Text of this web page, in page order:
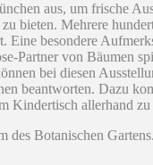
aus, um frische
bieten. Mehrere
Eine besondere
Partner von Bäumen
bei diesen
beantworten. Dazu
Kindertisch allerhand zu
Botanischen